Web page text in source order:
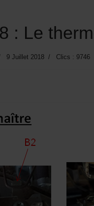
: Le
9 Juillet 2018 Clics : 9746